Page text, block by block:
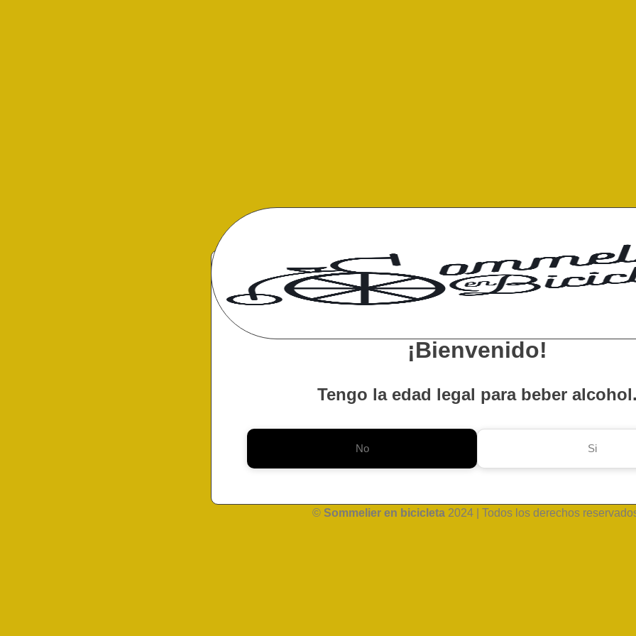
¡Bienvenido!
Tengo la edad legal para beber
No Si
© Sommelier en bicicleta 2024 | Todos los derechos